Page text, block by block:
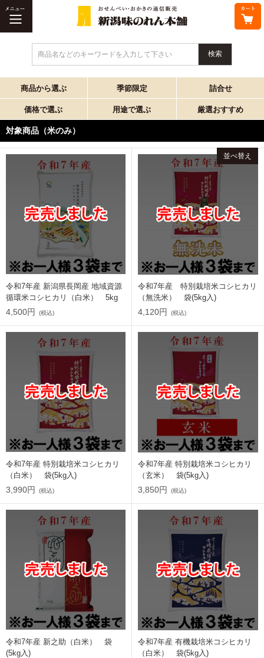
商品名などのキーワードを入力して下さい
商品から選ぶ 季節限定 詰合せ
価格で選ぶ 用途で選ぶ 厳選おすすめ
対象商品（米のみ）
並べ替え
令和7年産 新潟県長岡産 地域資源
循環米コシヒカリ（白米） 5kg
4,500円 (税込)
令和7年産 特別栽培米コシヒカリ
（無洗米） 袋(5kg入)
4,120円 (税込)
令和7年産 特別栽培米コシヒカリ
（白米） 袋(5kg入)
3,990円 (税込)
令和7年産 特別栽培米コシヒカリ
（玄米） 袋(5kg入)
3,850円 (税込)
令和7年産 新之助（白米） 袋
(5kg入)
令和7年産 有機栽培米コシヒカリ
（白米） 袋(5kg入)